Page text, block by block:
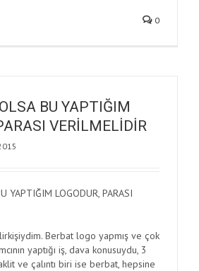
0
BU YAPTIĞIM
VERİLMELİDİR
YAPTIĞIM LOGODUR, PARASI
Berbat logo yapmış ve çok
yaptığı iş, dava konusuydu, 3
ve çalıntı biri ise berbat, hepsine